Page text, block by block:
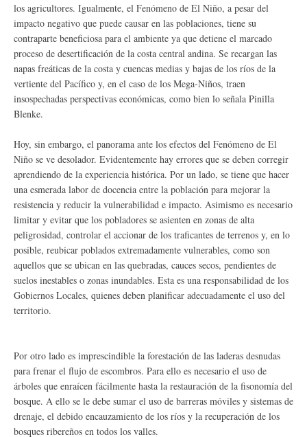
los agricultores. Igualmente, el Fenómeno de El Niño, a pesar del
impacto negativo que puede causar en las poblaciones, tiene su
contraparte beneficiosa para el ambiente ya que detiene el marcado
proceso de desertificación de la costa central andina. Se recargan las
napas freáticas de la costa y cuencas medias y bajas de los ríos de la
vertiente del Pacífico y, en el caso de los Mega-Niños, traen
insospechadas perspectivas económicas, como bien lo señala Pinilla
Blenke.
Hoy, sin embargo, el panorama ante los efectos del Fenómeno de El
Niño se ve desolador. Evidentemente hay errores que se deben corregir
aprendiendo de la experiencia histórica. Por un lado, se tiene que hacer
una esmerada labor de docencia entre la población para mejorar la
resistencia y reducir la vulnerabilidad e impacto. Asimismo es necesario
limitar y evitar que los pobladores se asienten en zonas de alta
peligrosidad, controlar el accionar de los traficantes de terrenos y, en lo
posible, reubicar poblados extremadamente vulnerables, como son
aquellos que se ubican en las quebradas, cauces secos, pendientes de
suelos inestables o zonas inundables. Esta es una responsabilidad de los
Gobiernos Locales, quienes deben planificar adecuadamente el uso del
territorio.
Por otro lado es imprescindible la forestación de las laderas desnudas
para frenar el flujo de escombros. Para ello es necesario el uso de
árboles que enraícen fácilmente hasta la restauración de la fisonomía del
bosque. A ello se le debe sumar el uso de barreras móviles y sistemas de
drenaje, el debido encauzamiento de los ríos y la recuperación de los
bosques ribereños en todos los valles.